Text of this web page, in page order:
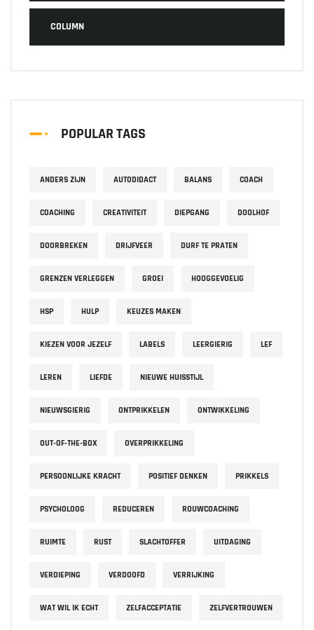
COLUMN
POPULAR TAGS
ANDERS ZIJN AUTODIDACT BALANS COACH
COACHING CREATIVITEIT DIEPGANG DOOLHOF
DOORBREKEN DRIJFVEER DURF TE PRATEN
GRENZEN VERLEGGEN GROEI HOOGGEVOELIG
HSP HULP KEUZES MAKEN
KIEZEN VOOR JEZELF LABELS LEERGIERIG LEF
LEREN LIEFDE NIEUWE HUISSTIJL
NIEUWSGIERIG ONTPRIKKELEN ONTWIKKELING
OUT-OF-THE-BOX OVERPRIKKELING
PERSOONLIJKE KRACHT POSITIEF DENKEN PRIKKELS
PSYCHOLOOG REDUCEREN ROUWCOACHING
RUIMTE RUST SLACHTOFFER UITDAGING
VERDIEPING VERDOOFD VERRIJKING
WAT WIL IK ECHT ZELFACCEPTATIE ZELFVERTROUWEN